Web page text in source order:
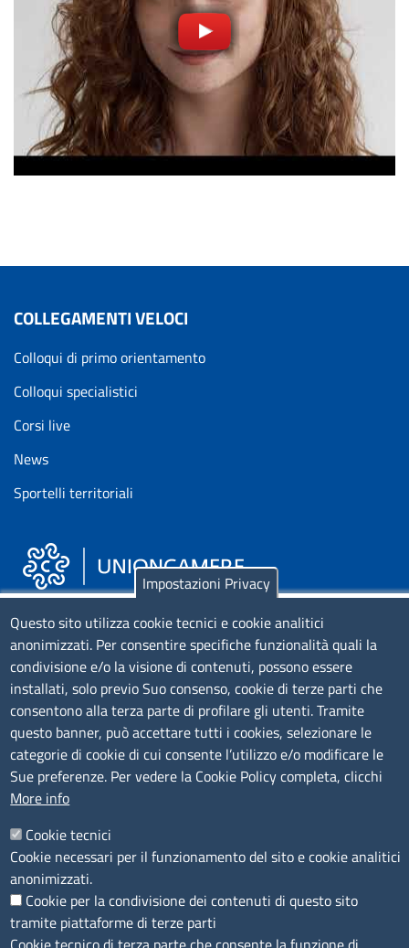
COLLEGAMENTI VELOCI
Colloqui di primo orientamento
Colloqui specialistici
Corsi live
News
Sportelli territoriali
Piazza Sallustio, 21 - 00187 Roma
EMAIL: info.sni@unioncamere.it
C.F.: 01484460587
P.Iva: 01000211001
SERVIZIO REALIZZATO DA
SEGUICI SU
Impostazioni Privacy
Questo sito utilizza cookie tecnici e cookie analitici
anonimizzati. Per consentire specifiche funzionalità quali la
condivisione e/o la visione di contenuti, possono essere
installati, solo previo Suo consenso, cookie di terze parti che
consentono alla terza parte di profilare gli utenti. Tramite
questo banner, può accettare tutti i cookies, selezionare le
categorie di cookie di cui consente l’utilizzo e/o modificare le
Sue preferenze. Per vedere la Cookie Policy completa, clicchi
More info
Cookie tecnici
Cookie necessari per il funzionamento del sito e cookie analitici
anonimizzati.
Cookie per la condivisione dei contenuti di questo sito
tramite piattaforme di terze parti